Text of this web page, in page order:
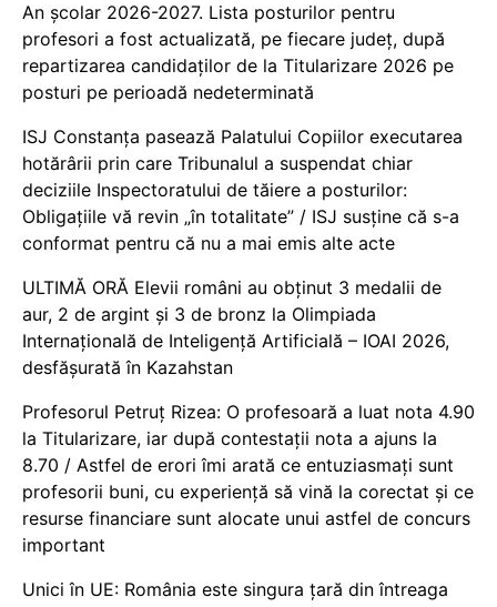
An școlar 2026-2027. Lista posturilor pentru
profesori a fost actualizată, pe fiecare județ, după
repartizarea candidaților de la Titularizare 2026 pe
posturi pe perioadă nedeterminată
ISJ Constanța pasează Palatului Copiilor executarea
hotărârii prin care Tribunalul a suspendat chiar
deciziile Inspectoratului de tăiere a posturilor:
Obligațiile vă revin „în totalitate” / ISJ susține că s-a
conformat pentru că nu a mai emis alte acte
ULTIMĂ ORĂ Elevii români au obținut 3 medalii de
aur, 2 de argint și 3 de bronz la Olimpiada
Internațională de Inteligență Artificială – IOAI 2026,
desfășurată în Kazahstan
Profesorul Petruț Rizea: O profesoară a luat nota 4.90
la Titularizare, iar după contestații nota a ajuns la
8.70 / Astfel de erori îmi arată ce entuziasmați sunt
profesorii buni, cu experiență să vină la corectat și ce
resurse financiare sunt alocate unui astfel de concurs
important
Unici în UE: România este singura țară din întreaga